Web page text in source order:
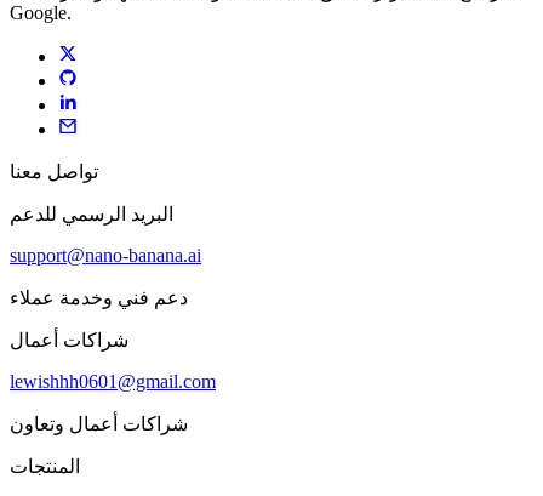
Google.
تواصل معنا
البريد الرسمي للدعم
support@nano-banana.ai
دعم فني وخدمة عملاء
شراكات أعمال
lewishhh0601@gmail.com
شراكات أعمال وتعاون
المنتجات